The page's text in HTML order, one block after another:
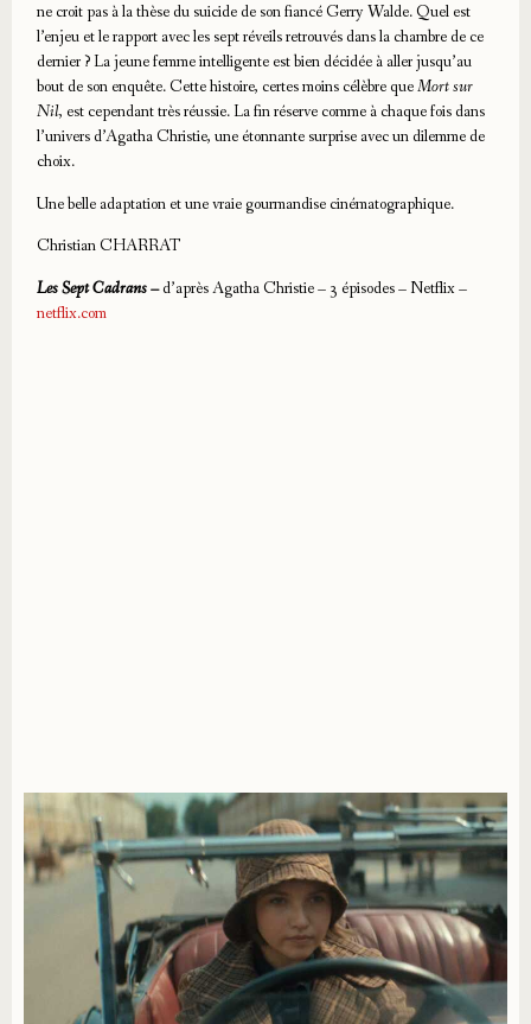
ne croit pas à la thèse du suicide de son fiancé Gerry Walde. Quel est
l’enjeu et le rapport avec les sept réveils retrouvés dans la chambre de ce
dernier ? La jeune femme intelligente est bien décidée à aller jusqu’au
bout de son enquête. Cette histoire, certes moins célèbre queMort sur
Nil, est cependant très réussie. La fin réserve comme à chaque fois dans
l’univers d’Agatha Christie, une étonnante surprise avec un dilemme de
choix.
Une belle adaptation et une vraie gourmandise cinématographique.
Christian CHARRAT
Les Sept Cadrans –d’après Agatha Christie – 3 épisodes – Netflix –
netflix.com